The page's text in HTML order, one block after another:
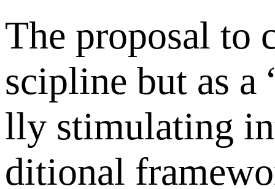
The proposal to
scipline but as
lly stimulating
ditional